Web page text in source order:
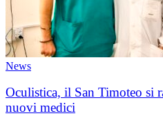
News
Oculistica, il San Timoteo si
nuovi medici